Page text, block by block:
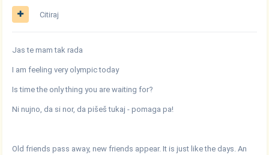
Citiraj
Jas te mam tak rada
I am feeling very olympic today
Is time the only thing you are waiting for?
Ni nujno, da si nor, da pišeš tukaj - pomaga pa!
Old friends pass away, new friends appear. It is just like the days. An